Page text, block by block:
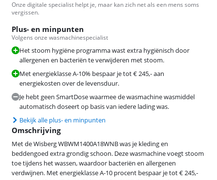
Onze digitale specialist helpt je, maar kan zich net als een mens soms
vergissen.
Plus- en minpunten
Volgens onze wasmachinespecialist
Het stoom hygiëne programma wast extra hygiënisch door
allergenen en bacteriën te verwijderen met stoom.
Met energieklasse A-10% bespaar je tot € 245,- aan
energiekosten over de levensduur.
Je hebt geen SmartDose waarmee de wasmachine wasmiddel
automatisch doseert op basis van iedere lading was.
Bekijk alle plus- en minpunten
Omschrijving
Met de Wisberg WBWM1400A18WNB was je kleding en
beddengoed extra grondig schoon. Deze wasmachine voegt stoom
toe tijdens het wassen, waardoor bacteriën en allergenen
verdwijnen. Met energieklasse A-10 procent bespaar je tot € 245,-